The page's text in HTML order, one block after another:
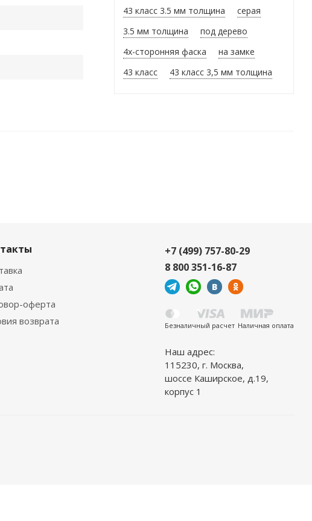
43 класс 3.5 мм толщина
серая
3.5 мм толщина
под дерево
4х-сторонняя фаска
на замке
43 класс
43 класс 3,5 мм толщина
1026 Аррибено
оферта
возврата
+7 (499) 757-80-29
8 800 351-16-87
Безналичный расчет Наличная оплата
Наш адрес:
115230, г. Москва,
шоссе Каширское, д.19,
корпус 1